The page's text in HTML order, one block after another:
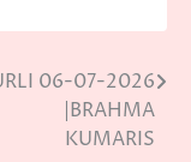
06-07-2026
|BRAHMA
KUMARIS